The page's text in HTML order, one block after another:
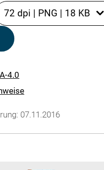
72 dpi | PNG | 18 KB
4.0
07.11.2016